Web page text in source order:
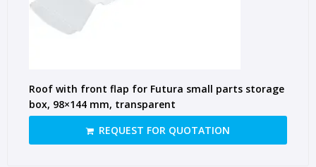
Roof with front flap for Futura small parts storage
box, 98×144 mm, transparent
REQUEST FOR QUOTATION